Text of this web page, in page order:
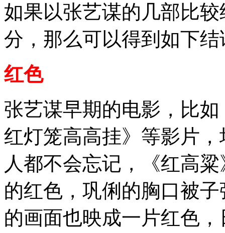
如果以张艺谋的几部比
分，那么可以得到如下结
红色
张艺谋早期的电影，比
红灯笼高高挂》等影片
人都不会忘记，《红高
的红色，巩俐的胸口被
的画面也映成一片红色